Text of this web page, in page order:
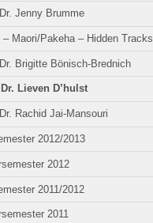
Jenny Brumme
– Maori/Pakeha – Hidden Tracks
Brigitte Bönisch-Brednich
Lieven D’hulst
Rachid Jai-Mansouri
2012/2013
2012
2011/2012
2011